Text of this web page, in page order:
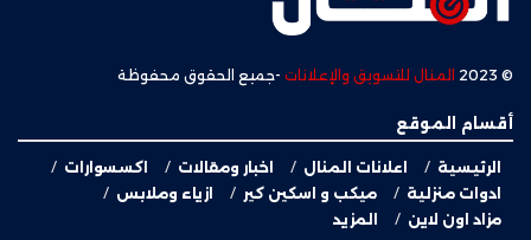
© 2023 المنال للتسويق والإعلانات -جميع الحقوق محفوظة
أقسام الموقع
الرئيسية اعلانات المنال اخبار ومقالات
اكسسوارات
ادوات منزلية
ميكب و اسكين كير
ازياء وملابس
مزاد اون لاين
المزيد